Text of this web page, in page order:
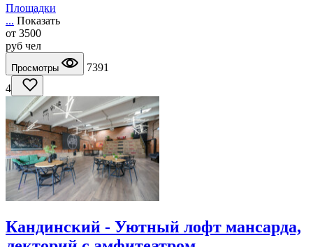
Площадки
... Показать
от 3500
руб чел
Просмотры
7391
4
Кандинский - Уютный лофт мансарда,